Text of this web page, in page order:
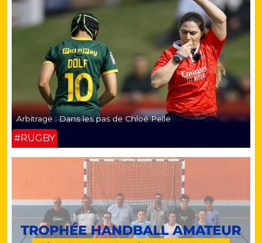
Arbitrage : Dans les pas de Chloé Pelle
#RUGBY